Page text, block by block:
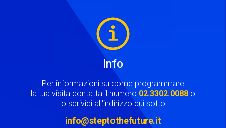
Info
Per informazioni su come programmare
la tua visita contatta il numero 02.3302.0088 o
o scrivici all'indirizzo qui sotto
info@steptothefuture.it